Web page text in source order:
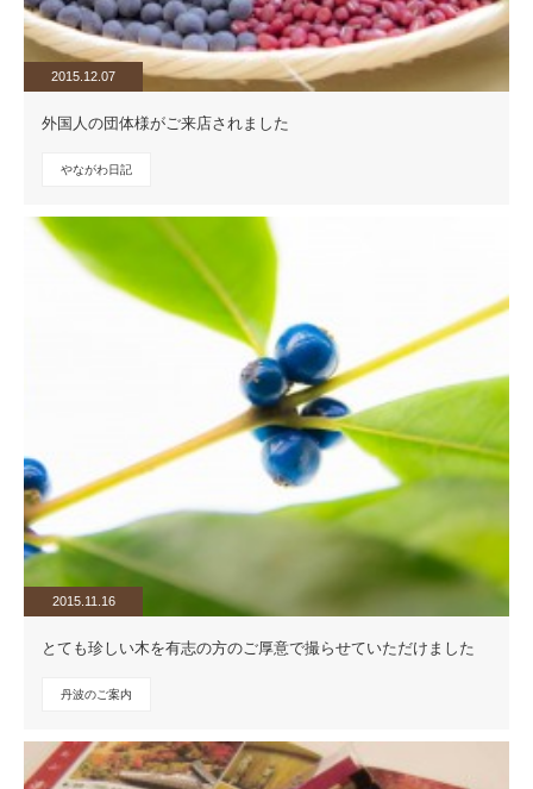
2015.12.07
外国人の団体様がご来店されました
やながわ日記
2015.11.16
とても珍しい木を有志の方のご厚意で撮らせていただけました
丹波のご案内